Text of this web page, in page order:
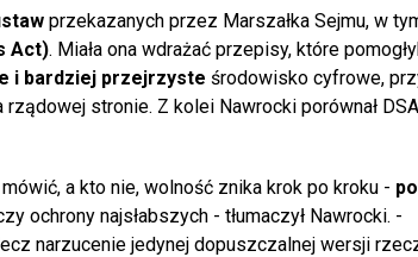
przekazanych przez Marszałka Sejmu, w
Act). Miała ona wdrażać przepisy, które
i bardziej przejrzyste środowisko cyfrowe,
rządowej stronie. Z kolei Nawrocki porównał
a kto nie, wolność znika krok po kroku -
ochrony najsłabszych - tłumaczył Nawrocki. -
narzucenie jedynej dopuszczalnej wersji